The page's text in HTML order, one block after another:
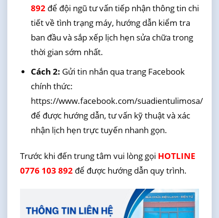
892để đội ngũ tư vấn tiếp nhận thông tin chi
tiết về tình trạng máy, hướng dẫn kiểm tra
ban đầu và sắp xếp lịch hẹn sửa chữa trong
thời gian sớm nhất.
Cách 2: Gửi tin nhắn qua trang Facebook
chính thức:
https://www.facebook.com/suadientulimosa/
để được hướng dẫn, tư vấn kỹ thuật và xác
nhận lịch hẹn trực tuyến nhanh gọn.
Trước khi đến trung tâm vui lòng gọi HOTLINE
0776 103 892để được hướng dẫn quy trình.